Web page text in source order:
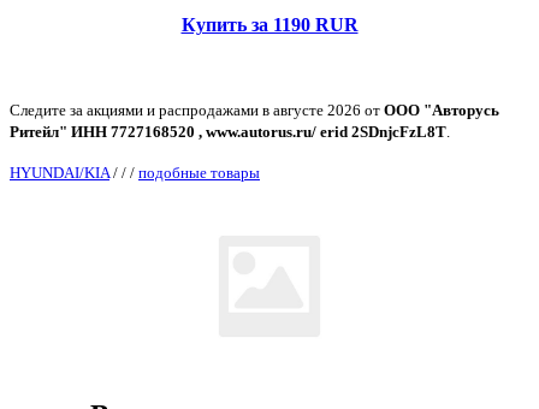
Купить за 1190 RUR
Следите за акциями и распродажами в августе 2026 от ООО "Авторусь
Ритейл" ИНН 7727168520 , www.autorus.ru/ erid 2SDnjcFzL8T
HYUNDAI/KIA / / / подобные товары